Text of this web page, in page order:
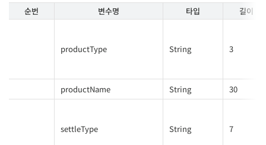
순번 변수명 타입 길이
productType String 3
productName String 30
settleType String 7